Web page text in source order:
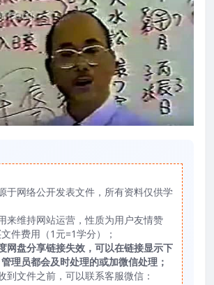
于网络公开发表文件，所有资料仅供学
来维持网站运营，性质为用户友情赞
件费用（1元=1学分）；
网盘分享链接失效，可以在链接显示下
理员都会及时处理的或加微信处理；
到文件之前，可以联系客服微信：